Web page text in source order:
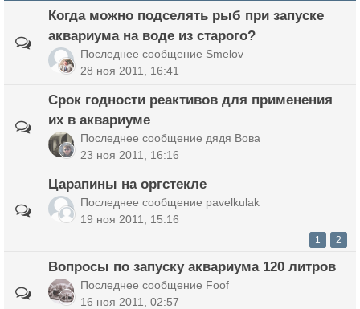
Когда можно подселять рыб при запуске
аквариума на воде из старого?
Последнее сообщение Smelov
28 ноя 2011, 16:41
Срок годности реактивов для применения
их в аквариуме
Последнее сообщение дядя Вова
23 ноя 2011, 16:16
Царапины на оргстекле
Последнее сообщение pavelkulak
19 ноя 2011, 15:16
1 2
Вопросы по запуску аквариума 120 литров
Последнее сообщение Foof
16 ноя 2011, 02:57